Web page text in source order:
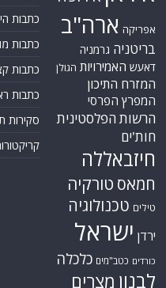
אפריקה ארה"ב
בריטניה גרמניה
דאעש האמירויות הגולן
המזרח התיכון
המפרץ הפרסי
הרשות הפלסטינית
חות'ים
חיזבאללה
חמאס טורקיה
טילים טכנולוגיה
ירדן ישראל
כורדים כטב"מים כלכלה
לבנון מצרים
כתבות
כתבות
כתבות
כתבות
סקירות